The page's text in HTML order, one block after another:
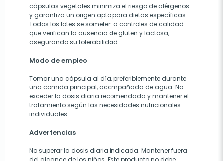
cápsulas vegetales minimiza el riesgo de alérgenos
y garantiza un origen apto para dietas específicas.
Todos los lotes se someten a controles de calidad
que verifican la ausencia de gluten y lactosa,
asegurando su tolerabilidad.
Modo de empleo
Tomar una cápsula al día, preferiblemente durante
una comida principal, acompañada de agua. No
exceder la dosis diaria recomendada y mantener el
tratamiento según las necesidades nutricionales
individuales.
Advertencias
No superar la dosis diaria indicada. Mantener fuera